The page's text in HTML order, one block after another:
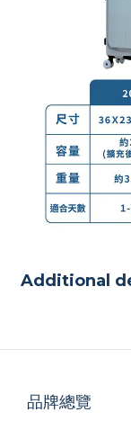
Additional
品牌總覽